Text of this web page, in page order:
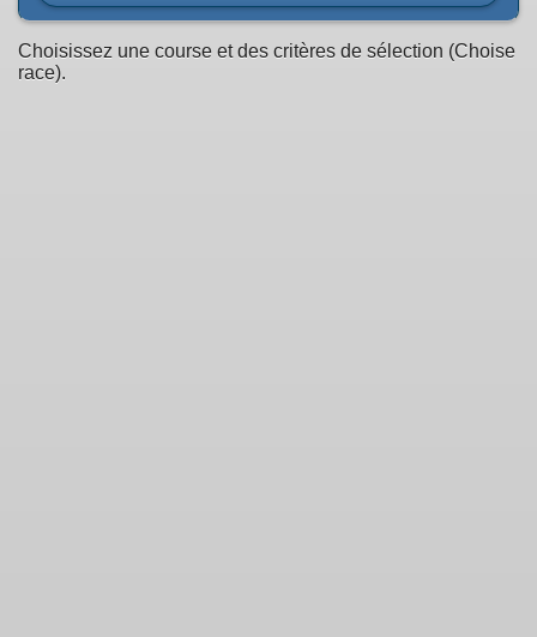
Choisissez une course et des critères de sélection (Choise
race).